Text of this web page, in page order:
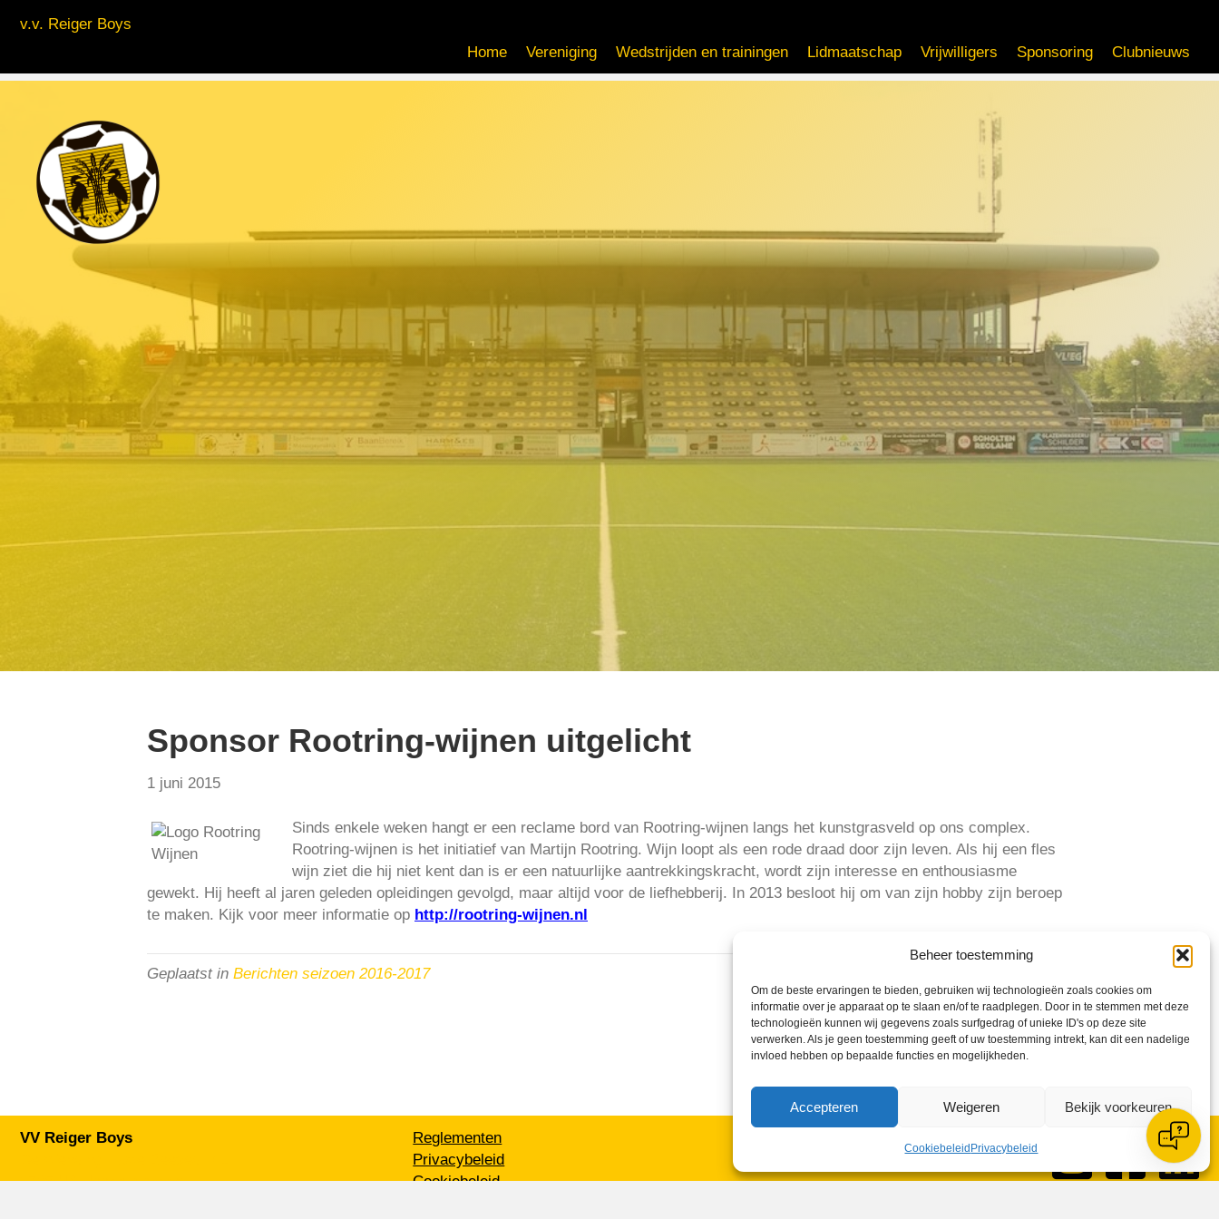
Beheer toestemming
Om de beste ervaringen te bieden, gebruiken wij technologieën zoals cookies om
informatie over je apparaat op te slaan en/of te raadplegen. Door in te stemmen met deze
technologieën kunnen wij gegevens zoals surfgedrag of unieke ID's op deze site
verwerken. Als je geen toestemming geeft of uw toestemming intrekt, kan dit een nadelige
invloed hebben op bepaalde functies en mogelijkheden.
Accepteren Weigeren Bekijk voorkeuren
Cookiebeleid Privacybeleid
v.v. Reiger Boys
Home
Vereniging Wedstrijden en trainingen Lidmaatschap Vrijwilligers Sponsoring Clubnieuws
Sponsor Rootring-wijnen uitgelicht
1 juni 2015
Sinds enkele weken hangt er een reclame bord van Rootring-wijnen langs het kunstgrasveld op ons complex.
Rootring-wijnen is het initiatief van Martijn Rootring. Wijn loopt als een rode draad door zijn leven. Als hij een fles
wijn ziet die hij niet kent dan is er een natuurlijke aantrekkingskracht, wordt zijn interesse en enthousiasme
gewekt. Hij heeft al jaren geleden opleidingen gevolgd, maar altijd voor de liefhebberij. In 2013 besloot hij om van zijn hobby zijn beroep
te maken. Kijk voor meer informatie op http://rootring-wijnen.nl
Geplaatst in Berichten seizoen 2016-2017
VV Reiger Boys
1705 NA Heerhugowaard
Reglementen
Privacybeleid
Cookiebeleid